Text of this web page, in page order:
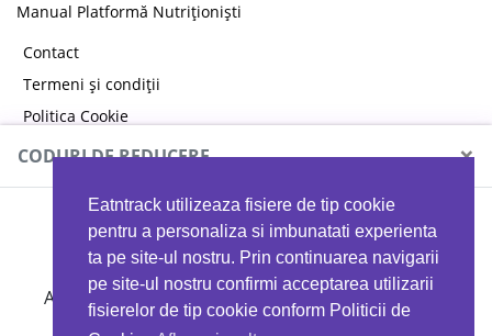
Eatntrack utilizeaza fisiere de tip cookie
pentru a personaliza si imbunatati experienta
ta pe site-ul nostru. Prin continuarea navigarii
pe site-ul nostru confirmi acceptarea utilizarii
fisierelor de tip cookie conform Politicii de
Manual Platformă Nutriționiști
Contact
Termeni și condiții
Politica Cookie
Politica de confidențialitate
CODURI DE REDUCERE ×
MYPROTEIN
Ai 40%reducere la orice comandă folosind codul
EATTRACK